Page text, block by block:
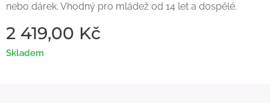
nebo dárek. Vhodný pro mládež od 14 let a dospělé.
2 419,00 Kč
Skladem